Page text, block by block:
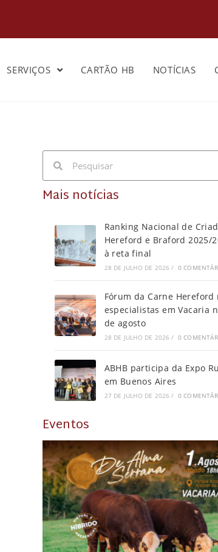
SERVIÇOS CARTÃO HB NOTÍCIAS
Mais notícias
Ranking Nacional de
Hereford e Braford 2025/
à reta final
28 DE JULHO DE 2026 / 0
Fórum da Carne Hereford
especialistas em Vacaria
de agosto
28 DE JULHO DE 2026 / 0
ABHB participa da Expo
em Buenos Aires
27 DE JULHO DE 2026 / 0
Eventos